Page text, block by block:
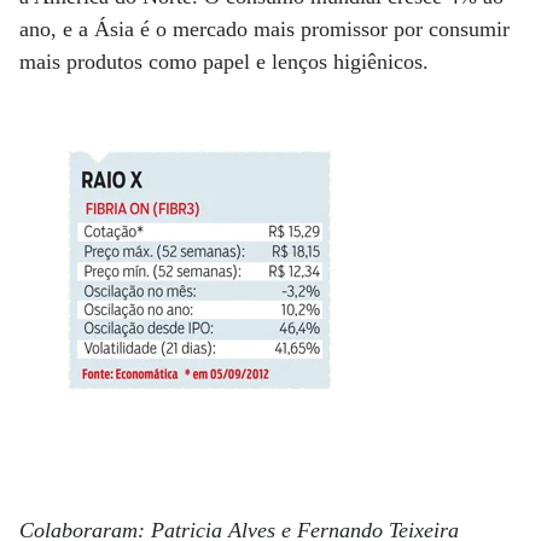
ano, e a Ásia é o mercado mais promissor por consumir
mais produtos como papel e lenços higiênicos.
Colaboraram: Patricia Alves e Fernando Teixeira